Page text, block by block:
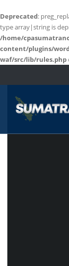
Deprecated:
type array|string is
/home/
content/plugins/
waf/src/lib/rules.php